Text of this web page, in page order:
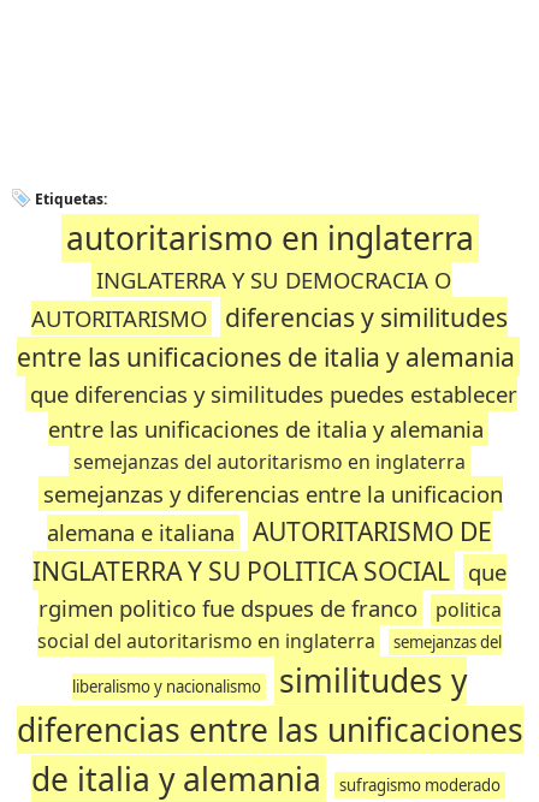
Etiquetas:
autoritarismo en inglaterra
INGLATERRA Y SU DEMOCRACIA O
AUTORITARISMO
diferencias y similitudes
entre las unificaciones de italia y alemania
que diferencias y similitudes puedes establecer
entre las unificaciones de italia y alemania
semejanzas del autoritarismo en inglaterra
semejanzas y diferencias entre la unificacion
alemana e italiana
AUTORITARISMO DE
INGLATERRA Y SU POLITICA SOCIAL
que
rgimen politico fue dspues de franco
politica
social del autoritarismo en inglaterra
semejanzas del
liberalismo y nacionalismo
similitudes y
diferencias entre las unificaciones
de italia y alemania
sufragismo moderado